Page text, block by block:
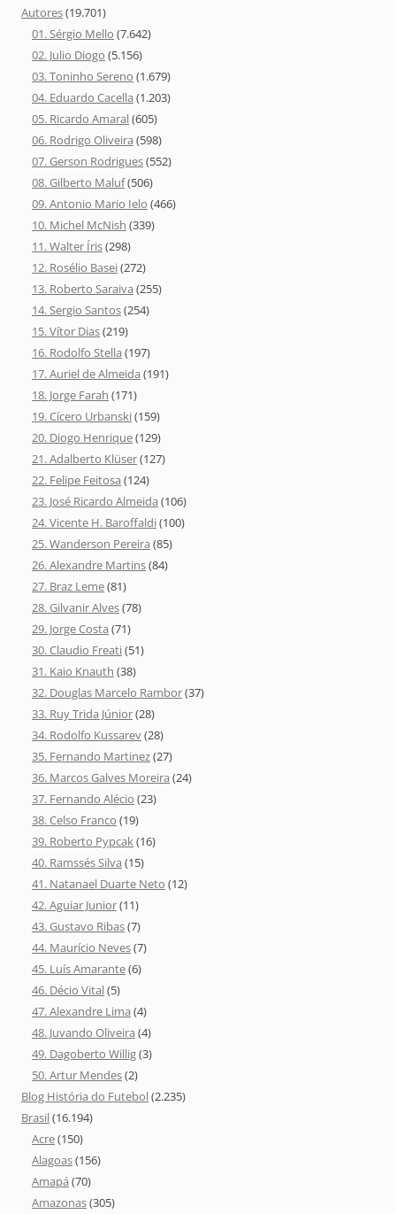
Autores(19.701)
01. Sérgio Mello (7.642)
02. Julio Diogo (5.156)
03. Toninho Sereno (1.679)
04. Eduardo Cacella (1.203)
05. Ricardo Amaral(605)
06. Rodrigo Oliveira (598)
07. Gerson Rodrigues(552)
08. Gilberto Maluf(506)
09. Antonio Mario Ielo (466)
10. Michel McNish (339)
11. Walter Íris(298)
12. Rosélio Basei(272)
13. Roberto Saraiva (255)
14. Sergio Santos(254)
15. Vítor Dias(219)
16. Rodolfo Stella (197)
17. Auriel de Almeida (191)
18. Jorge Farah (171)
19. Cícero Urbanski(159)
20. Diogo Henrique(129)
21. Adalberto Klüser(127)
22. Felipe Feitosa (124)
23. José Ricardo Almeida (106)
24. Vicente H. Baroffaldi(100)
25. Wanderson Pereira (85)
26. Alexandre Martins(84)
27. Braz Leme(81)
28. Gilvanir Alves(78)
29. Jorge Costa (71)
30. Claudio Freati(51)
31. Kaio Knauth (38)
32. Douglas Marcelo Rambor(37)
33. Ruy Trida Júnior(28)
34. Rodolfo Kussarev(28)
35. Fernando Martinez(27)
36. Marcos Galves Moreira (24)
37. Fernando Alécio (23)
38. Celso Franco (19)
39. Roberto Pypcak(16)
40. Ramssés Silva (15)
41. Natanael Duarte Neto (12)
42. Aguiar Junior(11)
43. Gustavo Ribas(7)
44. Maurício Neves(7)
45. Luís Amarante(6)
46. Décio Vital(5)
47. Alexandre Lima (4)
48. Juvando Oliveira (4)
49. Dagoberto Willig(3)
50. Artur Mendes(2)
Blog História do Futebol(2.235)
Brasil(16.194)
Acre(150)
Alagoas(156)
Amapá (70)
Amazonas(305)